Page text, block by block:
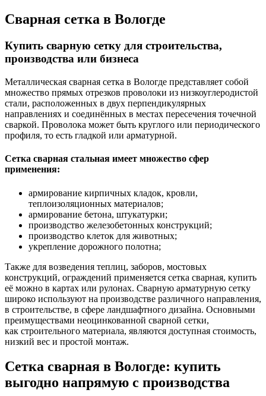
Сварная сетка в Вологде
Купить сварную сетку для строительства,
производства или бизнеса
Металлическая сварная сетка в Вологде представляет собой
множество прямых отрезков проволоки из низкоуглеродистой
стали, расположенных в двух перпендикулярных
направлениях и соединённых в местах пересечения точечной
сваркой. Проволока может быть круглого или периодического
профиля, то есть гладкой или арматурной.
Сетка сварная стальная имеет множество сфер
применения:
армирование кирпичных кладок, кровли,
теплоизоляционных материалов;
армирование бетона, штукатурки;
производство железобетонных конструкций;
производство клеток для животных;
укрепление дорожного полотна;
Также для возведения теплиц, заборов, мостовых
конструкций, ограждений применяется сетка сварная, купить
её можно в картах или рулонах. Сварную арматурную сетку
широко используют на производстве различного направления,
в строительстве, в сфере ландшафтного дизайна. Основными
преимуществами неоцинкованной сварной сетки,
как строительного материала, являются доступная стоимость,
низкий вес и простой монтаж.
Сетка сварная в Вологде: купить
выгодно напрямую с производства